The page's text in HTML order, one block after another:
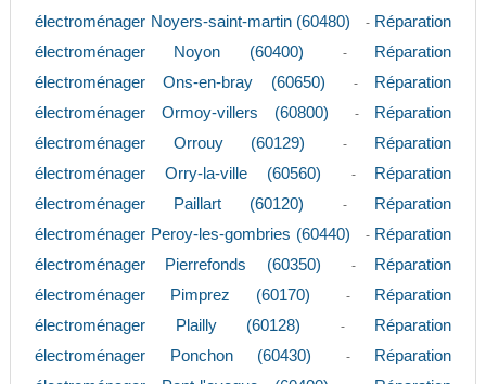
électroménager Noyers-saint-martin (60480)
- Réparation
électroménager Noyon (60400)
-
Réparation
électroménager Ons-en-bray (60650)
-
Réparation
électroménager Ormoy-villers (60800)
-
Réparation
électroménager Orrouy (60129)
-
Réparation
électroménager Orry-la-ville (60560)
-
Réparation
électroménager Paillart (60120)
-
Réparation
électroménager Peroy-les-gombries (60440)
- Réparation
électroménager Pierrefonds (60350)
-
Réparation
électroménager Pimprez (60170)
-
Réparation
électroménager Plailly (60128)
-
Réparation
électroménager Ponchon (60430)
-
Réparation